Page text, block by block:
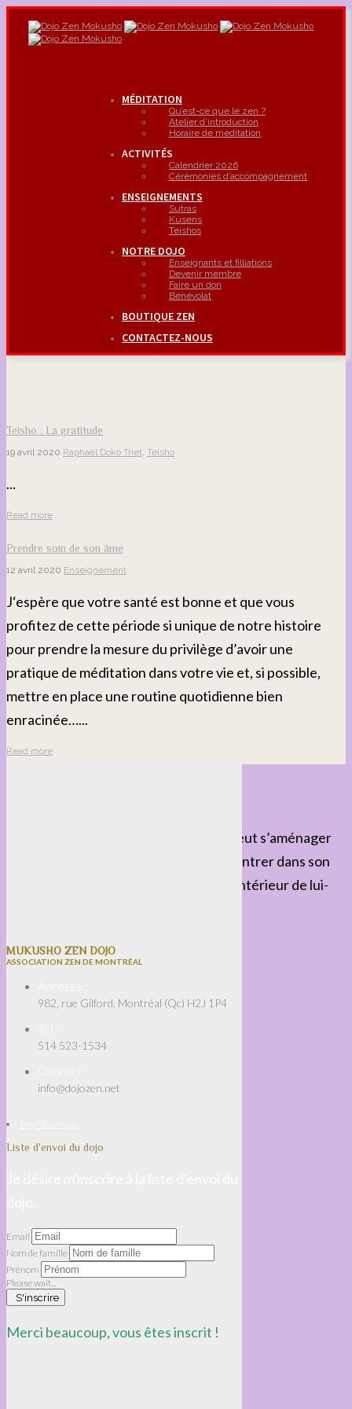
MÉDITATION
Qu’est-ce que le zen ?
Atelier d’introduction
Horaire de méditation
ACTIVITÉS
Calendrier 2026
Cérémonies d’accompagnement
ENSEIGNEMENTS
Sutras
Kusens
Teishos
NOTRE DOJO
Enseignants et filliations
Devenir membre
Faire un don
Bénévolat
BOUTIQUE ZEN
CONTACTEZ-NOUS
Teisho : La gratitude
19 avril 2020 Raphaël Doko Triet, Teisho
...
Read more
Prendre soin de son âme
12 avril 2020 Enseignement
J‘espère que votre santé est bonne et que vous
profitez de cette période si unique de notre histoire
pour prendre la mesure du privilège d’avoir une
pratique de méditation dans votre vie et, si possible,
mettre en place une routine quotidienne bien
enracinée…...
Read more
Chacun, dans son espace personnel, peut s’aménager
un lieu et un temps pour laisser zazen entrer dans son
quotidien. Le dojo, chacun le porte à l’intérieur de lui-
MUKUSHO ZEN DOJO
ASSOCIATION ZEN DE MONTRÉAL
982, rue Gilford, Montréal (Qc) H2J 1P4
514 523-1534
info@dojozen.net
Liste d'envoi du dojo
Email
Nom de famille
Prénom
Please wait...
S'inscrire
Merci beaucoup, vous êtes inscrit !